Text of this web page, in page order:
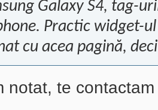
Galaxy S4, tag-
Practic widget-
cu acea pagină,
notat, te